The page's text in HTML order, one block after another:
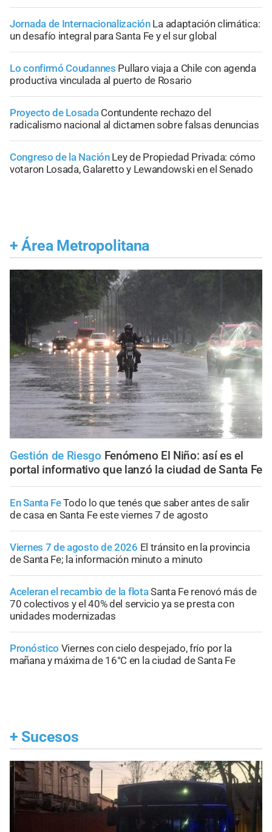
Jornada de Internacionalización La adaptación climática:
un desafío integral para Santa Fe y el sur global
Lo confirmó Coudannes Pullaro viaja a Chile con agenda
productiva vinculada al puerto de Rosario
Proyecto de Losada Contundente rechazo del
radicalismo nacional al dictamen sobre falsas denuncias
Congreso de la Nación Ley de Propiedad Privada: cómo
votaron Losada, Galaretto y Lewandowski en el Senado
+ Área Metropolitana
Gestión de Riesgo Fenómeno El Niño: así es el
portal informativo que lanzó la ciudad de Santa Fe
En Santa FeTodo lo que tenés que saber antes de salir
de casa en Santa Fe este viernes 7 de agosto
Viernes 7 de agosto de 2026 El tránsito en la provincia
de Santa Fe; la información minuto a minuto
Aceleran el recambio de la flotaSanta Fe renovó más de
70 colectivos y el 40% del servicio ya se presta con
unidades modernizadas
Pronóstico Viernes con cielo despejado, frío por la
mañana y máxima de 16°C en la ciudad de Santa Fe
+ Sucesos